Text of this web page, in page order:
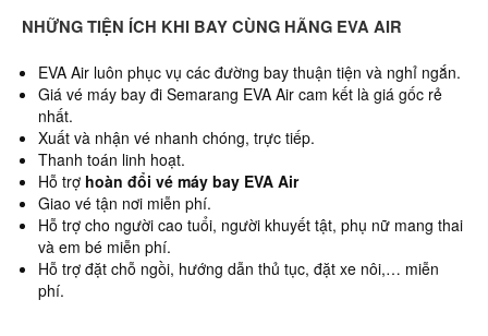
NHỮNG TIỆN ÍCH KHI BAY CÙNG HÃNG EVA AIR
EVA Air luôn phục vụ các đường bay thuận tiện và nghỉ ngắn.
Giá vé máy bay đi Semarang EVA Air cam kết là giá gốc rẻ
nhất.
Xuất và nhận vé nhanh chóng, trực tiếp.
Thanh toán linh hoạt.
Hỗ trợ hoàn đổi vé máy bay EVA Air
Giao vé tận nơi miễn phí.
Hỗ trợ cho người cao tuổi, người khuyết tật, phụ nữ mang thai
và em bé miễn phí.
Hỗ trợ đặt chỗ ngồi, hướng dẫn thủ tục, đặt xe nôi,… miễn
phí.